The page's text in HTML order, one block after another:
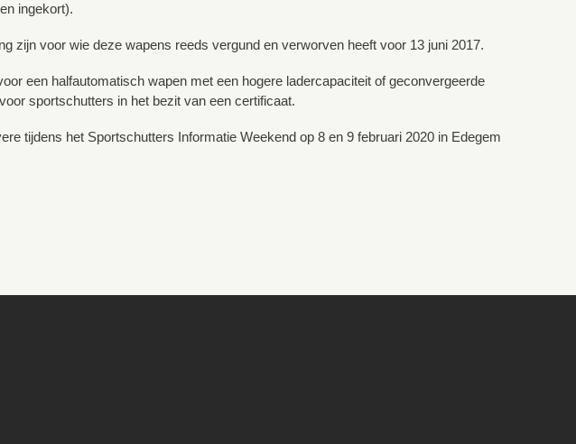
ingekort).
zijn voor wie deze wapens reeds vergund en verworven heeft voor 13 juni 2017.
een halfautomatisch wapen met een hogere ladercapaciteit of geconvergeerde
sportschutters in het bezit van een certificaat.
tijdens het Sportschutters Informatie Weekend op 8 en 9 februari 2020 in Edegem